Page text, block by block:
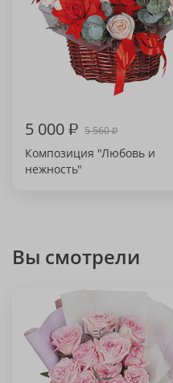
5 000₽ 5 560₽
Композиция "Любовь и
нежность"
Вы смотрели